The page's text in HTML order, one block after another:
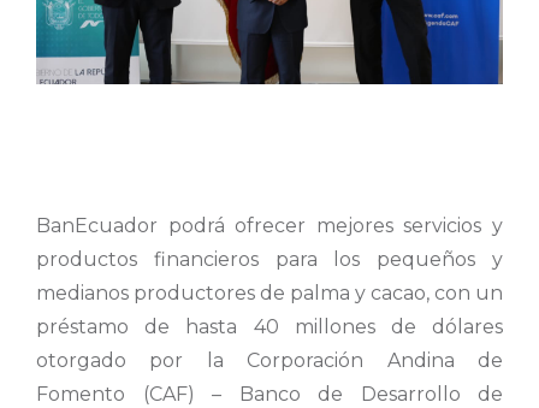
BanEcuador podrá ofrecer mejores servicios y
productos financieros para los pequeños y
medianos productores de palma y cacao, con un
préstamo de hasta 40 millones de dólares
otorgado por la Corporación Andina de
Fomento (CAF) – Banco de Desarrollo de